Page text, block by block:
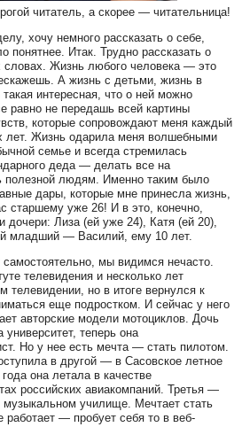
читатель, а скорее — читательница!
хочу немного рассказать о себе,
понятнее. Итак. Трудно рассказать о
словах. Жизнь любого человека — это
А жизнь с детьми, жизнь в
интересная, что о ней можно
равно не передашь всей картины
которые сопровождают меня каждый
лет. Жизнь одарила меня волшебными
семье и всегда стремилась
деда — делать все на
полезной людям. Именно таким было
дары, которые мне принесла жизнь,
старшему уже 26! И в это, конечно,
дочери: Лиза (ей уже 24), Катя (ей 20),
младший — Василий, ему 10 лет.
мы видимся нечасто.
телевидения и несколько лет
телевидении, но в итоге вернулся к
еще подростком. И сейчас у него
авторские модели мотоциклов. Дочь
университет, теперь она
Но у нее есть мечта — стать пилотом.
в другой — в Сасовское летное
она летала в качестве
российских авиакомпаний. Третья —
училище. Мечтает стать
— пробует себя то в веб-